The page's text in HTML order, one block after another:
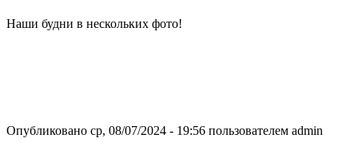
Наши будни в нескольких фото!
Опубликовано ср, 08/07/2024 - 19:56 пользователем admin